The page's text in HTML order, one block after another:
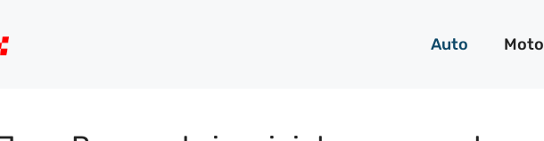
Auto Moto